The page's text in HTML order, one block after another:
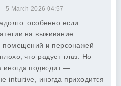
5 March 2026 04:57
особенно если
на выживание.
помещений и персонажей
что радует глаз. Но
иногда подводит —
intuitive, иногда приходится